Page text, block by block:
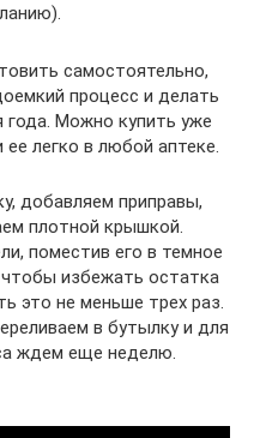
самостоятельно,
процесс и делать
Можно купить уже
легко в любой аптеке.
добавляем приправы,
плотной крышкой.
поместив его в темное
избежать остатка
это не меньше трех раз.
в бутылку и для
ждем еще неделю.